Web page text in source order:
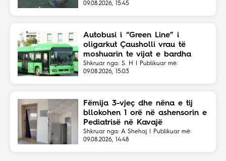
09.08.2026, 15:45
Autobusi i “Green Line” i
oligarkut Çausholli vrau të
moshuarin te vijat e bardha
Shkruar nga: S. H | Publikuar më:
09.08.2026, 15:03
Fëmija 3-vjeç dhe nëna e tij
bllokohen 1 orë në ashensorin e
Pediatrisë në Kavajë
Shkruar nga: A Shehaj | Publikuar më:
09.08.2026, 14:48